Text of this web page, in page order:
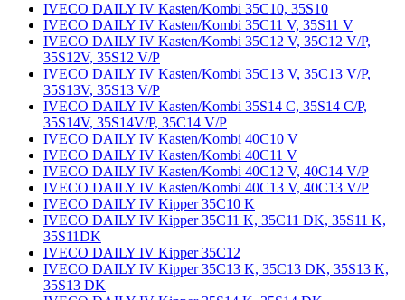
IVECO DAILY IV Kasten/Kombi 35C10, 35S10
IVECO DAILY IV Kasten/Kombi 35C11 V, 35S11 V
IVECO DAILY IV Kasten/Kombi 35C12 V, 35C12 V/P,
35S12V, 35S12 V/P
IVECO DAILY IV Kasten/Kombi 35C13 V, 35C13 V/P,
35S13V, 35S13 V/P
IVECO DAILY IV Kasten/Kombi 35S14 C, 35S14 C/P,
35S14V, 35S14V/P, 35C14 V/P
IVECO DAILY IV Kasten/Kombi 40C10 V
IVECO DAILY IV Kasten/Kombi 40C11 V
IVECO DAILY IV Kasten/Kombi 40C12 V, 40C14 V/P
IVECO DAILY IV Kasten/Kombi 40C13 V, 40C13 V/P
IVECO DAILY IV Kipper 35C10 K
IVECO DAILY IV Kipper 35C11 K, 35C11 DK, 35S11 K,
35S11DK
IVECO DAILY IV Kipper 35C12
IVECO DAILY IV Kipper 35C13 K, 35C13 DK, 35S13 K,
35S13 DK